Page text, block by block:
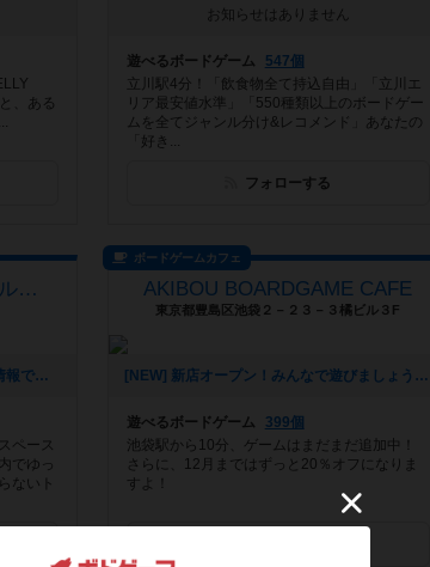
、ある
お知らせはありません
遊べるボードゲーム
547個
立川駅4分！「飲食物全て持込自由」「立川エ
リア最安値水準」「550種類以上のボードゲー
ムを全てジャンル分け&レコメンド」あなたの
「好き...
フォローする
ゲームプレイスペース・クルラコーン
[NEW] 2025年12月のイベントなどの情報です！（2025年12月03日 20時24分）
ペース
でゆっ
ないト
ボードゲームカフェ
AKIBOU BOARDGAME CAFE
東京都豊島区池袋２－２３－３橘ビル３F
[NEW] 新店オープン！みんなで遊びましょう！（2025年11月12日 00時22分）
遊べるボードゲーム
399個
池袋駅から10分、ゲームはまだまだ追加中！
さらに、12月まではずっと20％オフになりま
すよ！